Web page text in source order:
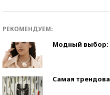
РЕКОМЕНДУЕМ:
Модный выбор:
Самая